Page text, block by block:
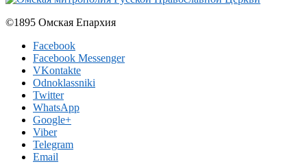
©1895 Омская Епархия
Facebook
Facebook Messenger
VKontakte
Odnoklassniki
Twitter
WhatsApp
Google+
Viber
Telegram
Email